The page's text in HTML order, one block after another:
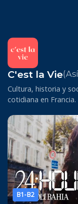
C'est la Vie
Cultura, historia y
cotidiana en Francia.
B1-B2